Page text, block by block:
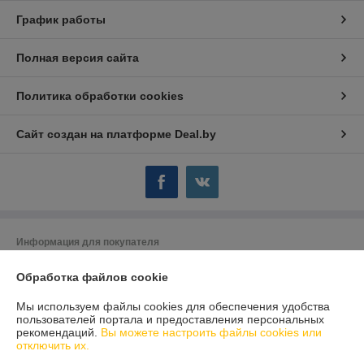
График работы
Полная версия сайта
Политика обработки cookies
Сайт создан на платформе Deal.by
Информация для покупателя
«Метеорит Плюс»
Регистрационный номер ЕГР: 490419299
УНП: 490419299
Обработка файлов cookie
Мы используем файлы cookies для обеспечения удобства
пользователей портала и предоставления персональных
рекомендаций. Вы можете настроить файлы cookies или
отключить их.